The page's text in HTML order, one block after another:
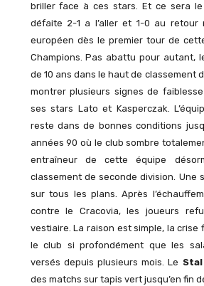
briller face à ces stars. Et ce sera le
défaite 2-1 a l’aller et 1-0 au retour
européen dès le premier tour de
Champions. Pas abattu pour autant,
de 10 ans dans le haut de classement
montrer plusieurs signes de
ses stars Lato et Kasperczak.
reste dans de bonnes conditions
années 90 où le club sombre
entraîneur de cette équipe
classement de seconde division. Une
sur tous les plans. Après
contre le Cracovia, les joueurs
vestiaire. La raison est simple, la crise
le club si profondément que les
versés depuis plusieurs mois. Le
des matchs sur tapis vert jusqu’en fin